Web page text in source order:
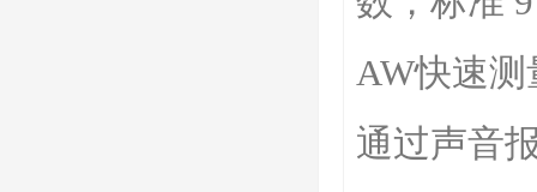
AW快速
通过声音